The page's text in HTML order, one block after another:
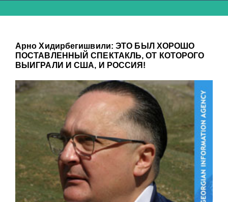
Арно Хидирбегишвили: ЭТО БЫЛ ХОРОШО
ПОСТАВЛЕННЫЙ СПЕКТАКЛЬ, ОТ КОТОРОГО
ВЫИГРАЛИ И США, И РОССИЯ!